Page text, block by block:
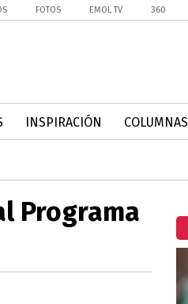
FOTOS EMOL TV 360
INSPIRACIÓN COLUMNAS
Programa